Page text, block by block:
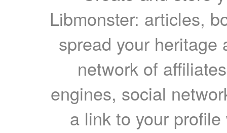
Libmonster: articles,
spread your heritage
network of
engines, social
a link to your